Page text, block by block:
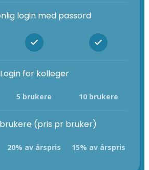
login med passord
Login for kolleger
5 brukere 10 brukere
(pris pr bruker)
20% av årspris 15% av årspris